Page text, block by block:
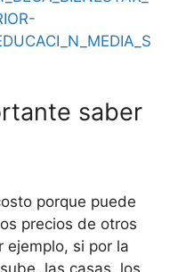
saber
porque puede
precios de otros
ejemplo, si por la